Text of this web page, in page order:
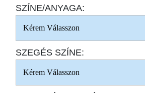
SZÍNE/ANYAGA:
SZEGÉS SZÍNE: